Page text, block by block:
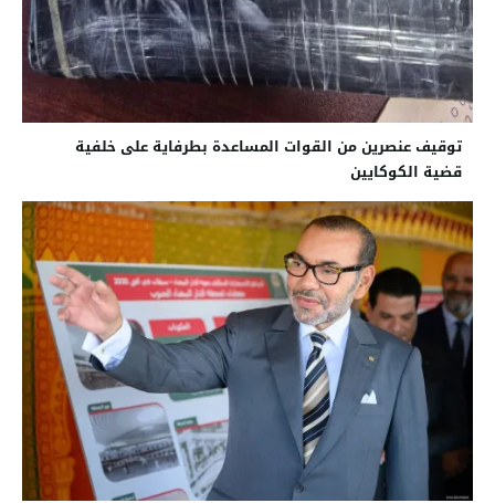
توقيف عنصرين من القوات المساعدة بطرفاية على خلفية
قضية الكوكايين